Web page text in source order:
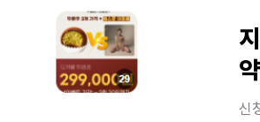
신